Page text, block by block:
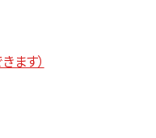
ます）